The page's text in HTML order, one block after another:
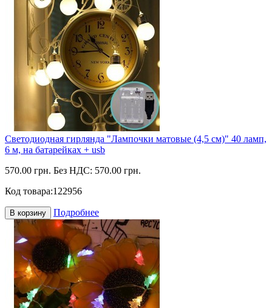
Светодиодная гирлянда "Лампочки матовые (4,5 см)" 40 ламп,
6 м, на батарейках + usb
570.00 грн. Без НДС: 570.00 грн.
Код товара:122956
В корзину Подробнее